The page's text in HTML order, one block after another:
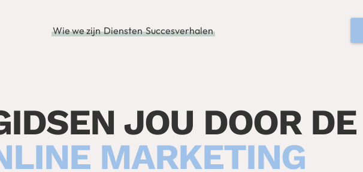
Wie we zijn Diensten Succesverhalen
JOU DOOR DE
MARKETING